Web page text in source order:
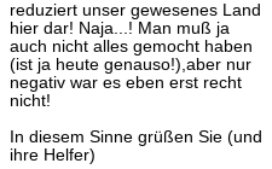
reduziert unser gewesenes Land
hier dar! Naja...! Man muß ja
auch nicht alles gemocht haben
(ist ja heute genauso!),aber nur
negativ war es eben erst recht
nicht!
In diesem Sinne grüßen Sie (und
ihre Helfer)